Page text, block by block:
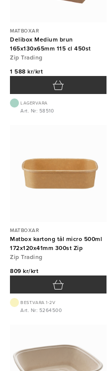
MATBOXAR
Delibox Medium brun
165x130x65mm 115 cl 450st
Zip Trading
1 588 kr/krt
LAGERVARA
Art. Nr: 58510
MATBOXAR
Matbox kartong tål micro 500ml
172x120x41mm 300st Zip
Zip Trading
809 kr/krt
BEST.VARA 1-2V
Art. Nr: 5264500